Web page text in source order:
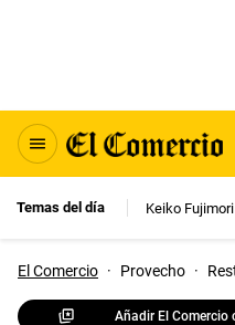
Temas del día Keiko Fujimori
El Comercio · Provecho ·
Añadir El Comercio